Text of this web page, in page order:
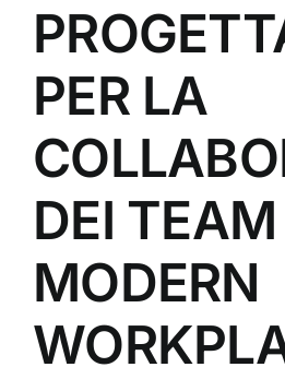
PER LA
DEI
MODERN